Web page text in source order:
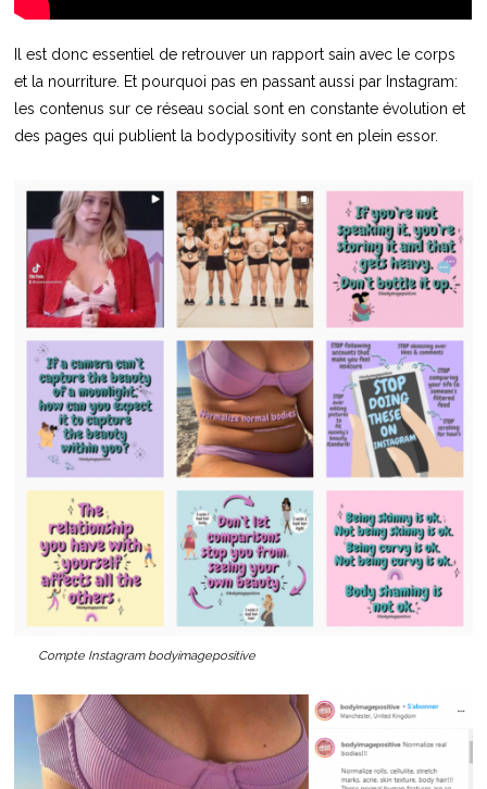
Il est donc essentiel de retrouver un rapport sain avec le corps
et la nourriture. Et pourquoi pas en passant aussi par Instagram:
les contenus sur ce réseau social sont en constante évolution et
des pages qui publient la bodypositivity sont en plein essor.
Compte Instagram bodyimagepositive